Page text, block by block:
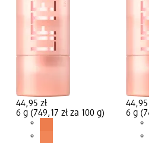
44,95 zł
6 g (749,17 zł za 100 g)
44,95 zł
6 g